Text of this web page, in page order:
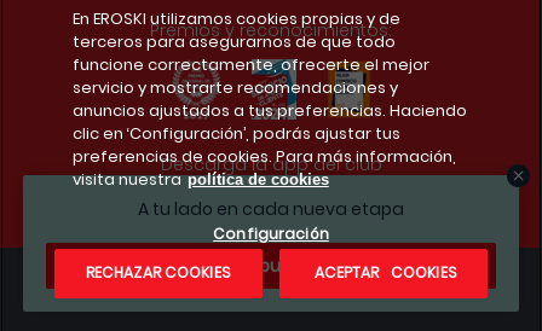
A tu lado en cada nueva etapa
¿Te apuntas?
Premios y reconocimientos:
Descarga la app del club
Condiciones legales
En EROSKI utilizamos cookies propias y de
terceros para asegurarnos de que todo
funcione correctamente, ofrecerte el mejor
servicio y mostrarte recomendaciones y
anuncios ajustados a tus preferencias. Haciendo
clic en ‘Configuración’, podrás ajustar tus
preferencias de cookies. Para más información,
visita nuestra política de cookies
Configuración
RECHAZAR COOKIES
ACEPTAR COOKIES